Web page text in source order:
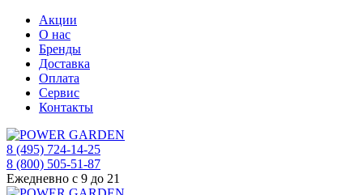
Акции
О нас
Бренды
Доставка
Оплата
Сервис
Контакты
8 (495) 724-14-25
8 (800) 505-51-87
Ежедневно с 9 до 21